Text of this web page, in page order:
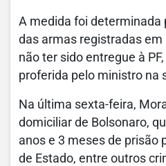
A medida foi determinada
das armas registradas
não ter sido entregue à
proferida pelo ministro na
Na última sexta-feira,
domiciliar de Bolsonaro,
anos e 3 meses de prisão
de Estado, entre outros